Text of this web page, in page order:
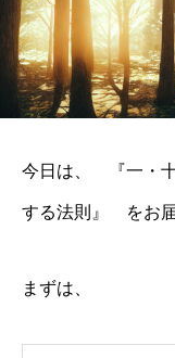
今日は、 『一・
する法則』 をお届
まずは、